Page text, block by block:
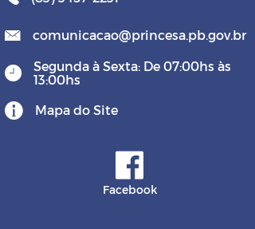
comunicacao@princesa.pb.gov.br
Segunda à Sexta: De 07:00hs às
13:00hs
Mapa do Site
Facebook